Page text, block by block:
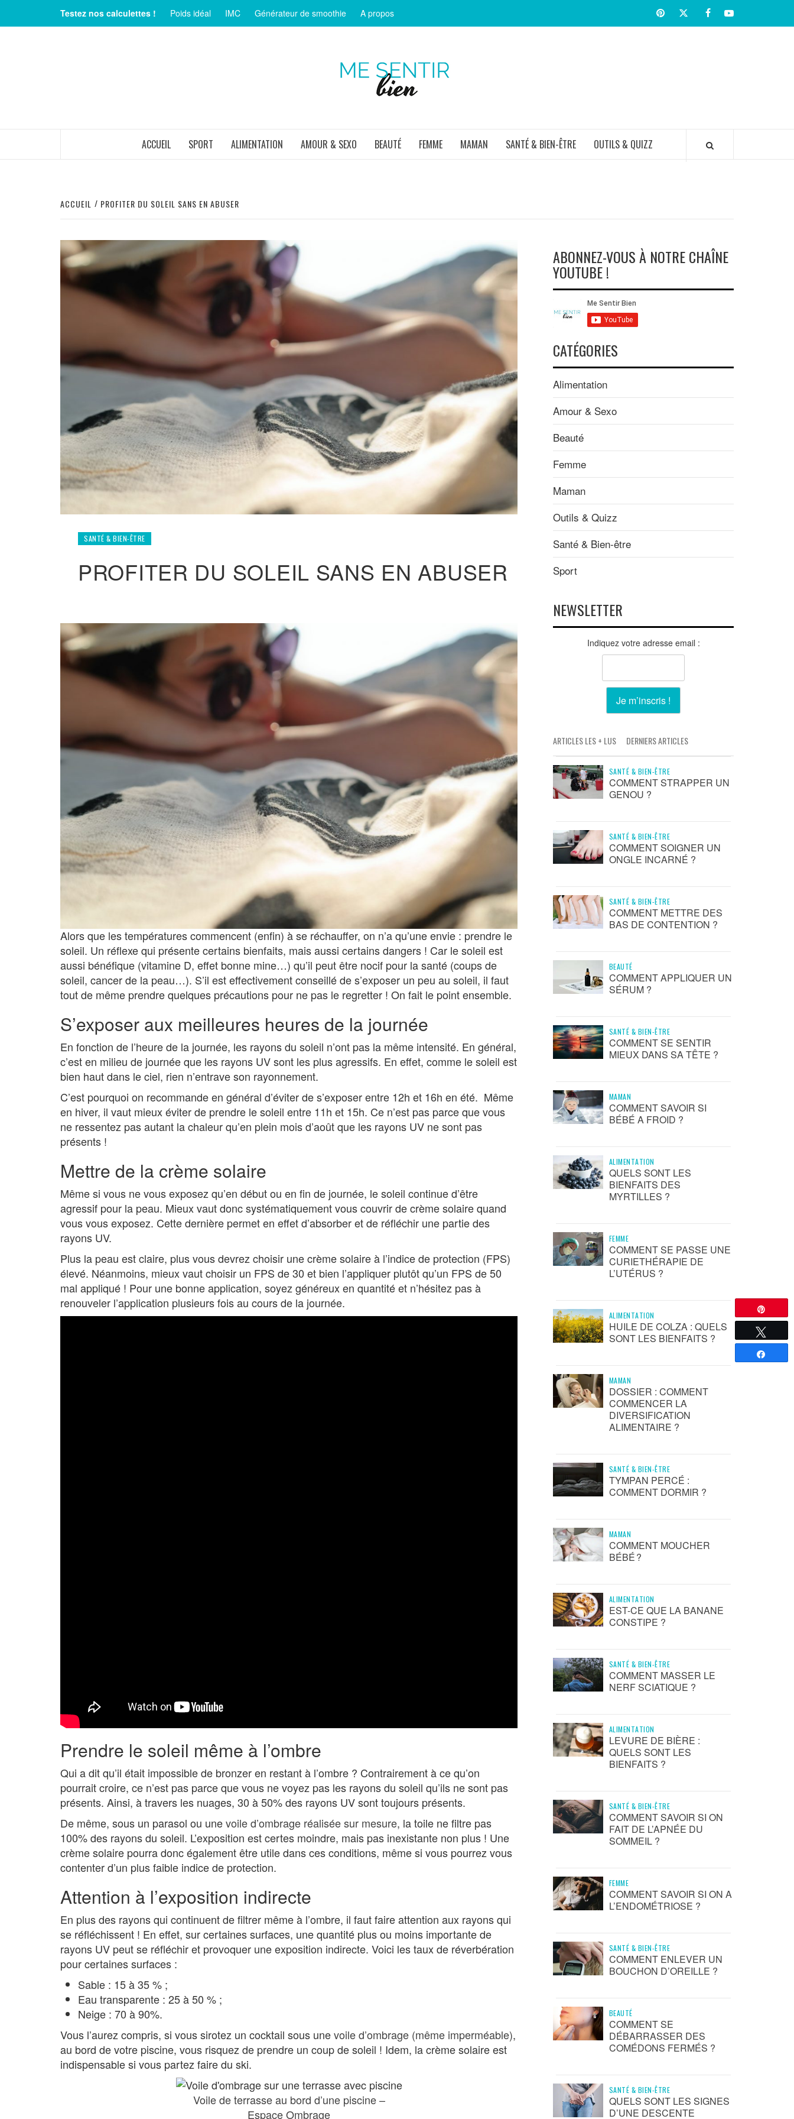
contenu
Testez nos calculettes ! Poids idéal IMC Générateur de smoothie A propos PinterestTwitter facebookYoutube
ACCUEIL SPORT ALIMENTATION AMOUR & SEXO BEAUTÉ FEMME MAMAN SANTÉ & BIEN-ÊTRE OUTILS & QUIZZ
ACCUEIL PROFITER DU SOLEIL SANS EN ABUSER
SANTÉ & BIEN-ÊTRE
PROFITER DU SOLEIL SANS EN ABUSER
Alors que les températures commencent (enfin) à se réchauffer, on n’a qu’une envie : prendre le
soleil. Un réflexe qui présente certains bienfaits, mais aussi certains dangers ! Car le soleil est
aussi bénéfique (vitamine D, effet bonne mine…) qu’il peut être nocif pour la santé (coups de
soleil, cancer de la peau…). S’il est effectivement conseillé de s’exposer un peu au soleil, il faut
tout de même prendre quelques précautions pour ne pas le regretter ! On fait le point ensemble.
S’exposer aux meilleures heures de la journée
En fonction de l’heure de la journée, les rayons du soleil n’ont pas la même intensité. En général,
c’est en milieu de journée que les rayons UV sont les plus agressifs. En effet, comme le soleil est
bien haut dans le ciel, rien n’entrave son rayonnement.
C’est pourquoi on recommande en général d’éviter de s’exposer entre 12h et 16h en été. Même
en hiver, il vaut mieux éviter de prendre le soleil entre 11h et 15h. Ce n’est pas parce que vous
ne ressentez pas autant la chaleur qu’en plein mois d’août que les rayons UV ne sont pas
présents !
Mettre de la crème solaire
Même si vous ne vous exposez qu’en début ou en fin de journée, le soleil continue d’être
agressif pour la peau. Mieux vaut donc systématiquement vous couvrir de crème solaire quand
vous vous exposez. Cette dernière permet en effet d’absorber et de réfléchir une partie des
rayons UV.
Plus la peau est claire, plus vous devrez choisir une crème solaire à l’indice de protection (FPS)
élevé. Néanmoins, mieux vaut choisir un FPS de 30 et bien l’appliquer plutôt qu’un FPS de 50
mal appliqué ! Pour une bonne application, soyez généreux en quantité et n’hésitez pas à
renouveler l’application plusieurs fois au cours de la journée.
Prendre le soleil même à l’ombre
Qui a dit qu’il était impossible de bronzer en restant à l’ombre ? Contrairement à ce qu’on
pourrait croire, ce n’est pas parce que vous ne voyez pas les rayons du soleil qu’ils ne sont pas
présents. Ainsi, à travers les nuages, 30 à 50% des rayons UV sont toujours présents.
De même, sous un parasol ou unevoile d’ombrage réalisée sur mesure, la toile ne filtre pas
100% des rayons du soleil. L’exposition est certes moindre, mais pas inexistante non plus ! Une
crème solaire pourra donc également être utile dans ces conditions, même si vous pourrez vous
contenter d’un plus faible indice de protection.
Attention à l’exposition indirecte
En plus des rayons qui continuent de filtrer même à l’ombre, il faut faire attention aux rayons qui
se réfléchissent ! En effet, sur certaines surfaces, une quantité plus ou moins importante de
rayons UV peut se réfléchir et provoquer une exposition indirecte. Voici les taux de réverbération
pour certaines surfaces :
Sable : 15 à 35 % ;
Eau transparente : 25 à 50 % ;
Neige : 70 à 90%.
Vous l’aurez compris, si vous sirotez un cocktail sous unevoile d’ombrage (même imperméable),
au bord de votre piscine, vous risquez de prendre un coup de soleil ! Idem, la crème solaire est
indispensable si vous partez faire du ski.
Voile de terrasse au bord d’une piscine –
Espace Ombrage
ABONNEZ-VOUS À NOTRE CHAÎNE
YOUTUBE !
CATÉGORIES
Alimentation
Amour & Sexo
Beauté
Femme
Maman
Outils & Quizz
Santé & Bien-être
Sport
NEWSLETTER
Indiquez votre adresse email :
ARTICLES LES + LUS DERNIERS ARTICLES
SANTÉ & BIEN-ÊTRE
COMMENT STRAPPER UN
GENOU ?
SANTÉ & BIEN-ÊTRE
COMMENT SOIGNER UN
ONGLE INCARNÉ ?
SANTÉ & BIEN-ÊTRE
COMMENT METTRE DES
BAS DE CONTENTION ?
BEAUTÉ
COMMENT APPLIQUER UN
SÉRUM ?
SANTÉ & BIEN-ÊTRE
COMMENT SE SENTIR
MIEUX DANS SA TÊTE ?
MAMAN
COMMENT SAVOIR SI
BÉBÉ A FROID ?
ALIMENTATION
QUELS SONT LES
BIENFAITS DES
MYRTILLES ?
FEMME
COMMENT SE PASSE UNE
CURIETHÉRAPIE DE
L’UTÉRUS ?
ALIMENTATION
HUILE DE COLZA : QUELS
SONT LES BIENFAITS ?
MAMAN
DOSSIER : COMMENT
COMMENCER LA
DIVERSIFICATION
ALIMENTAIRE ?
SANTÉ & BIEN-ÊTRE
TYMPAN PERCÉ :
COMMENT DORMIR ?
MAMAN
COMMENT MOUCHER
BÉBÉ ?
ALIMENTATION
EST-CE QUE LA BANANE
CONSTIPE ?
SANTÉ & BIEN-ÊTRE
COMMENT MASSER LE
NERF SCIATIQUE ?
ALIMENTATION
LEVURE DE BIÈRE :
QUELS SONT LES
BIENFAITS ?
SANTÉ & BIEN-ÊTRE
COMMENT SAVOIR SI ON
FAIT DE L’APNÉE DU
SOMMEIL ?
FEMME
COMMENT SAVOIR SI ON A
L’ENDOMÉTRIOSE ?
SANTÉ & BIEN-ÊTRE
COMMENT ENLEVER UN
BOUCHON D’OREILLE ?
BEAUTÉ
COMMENT SE
DÉBARRASSER DES
COMÉDONS FERMÉS ?
SANTÉ & BIEN-ÊTRE
QUELS SONT LES SIGNES
D’UNE DESCENTE